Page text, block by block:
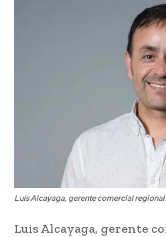
Luis Alcayaga, gerente comercial regional
Luis Alcayaga, gerente